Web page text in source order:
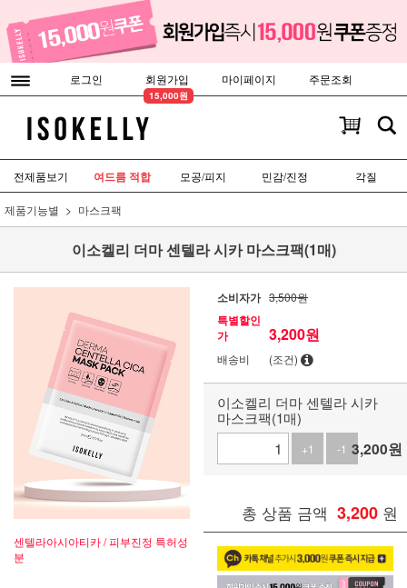
로그인
회원가입
15,000원
마이페이지 주문조회
전제품보기 여드름 적합 모공/피지 민감/진정 각질
제품기능별 마스크팩
이소켈리 더마 센텔라 시카 마스크팩(1매)
센텔라아시아티카 / 피부진정 특허성
분
소비자가 3,500원
특별할인
가
3,200원
배송비 (조건)
이소켈리 더마 센텔라 시카
마스크팩(1매)
+1 -1 3,200원
총 상품 금액 3,200 원